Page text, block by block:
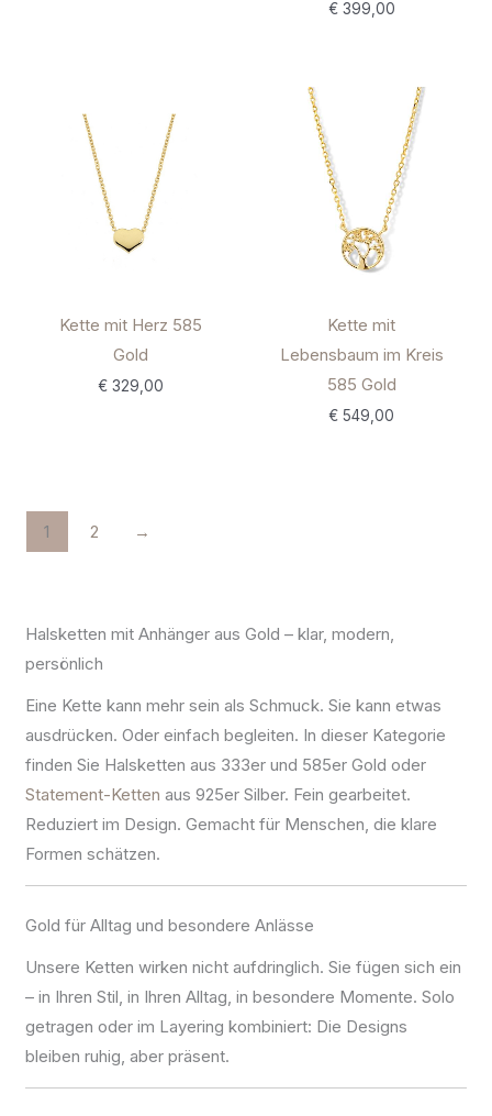
€399,00
Kette mit Herz 585
Gold
€329,00
Kette mit
Lebensbaum im Kreis
585 Gold
€ 549,00
1 2 →
Halsketten mit Anhänger aus Gold – klar, modern,
persönlich
Eine Kette kann mehr sein als Schmuck. Sie kann etwas
ausdrücken. Oder einfach begleiten. In dieser Kategorie
finden Sie Halsketten aus 333er und 585er Gold oder
Statement-Ketten aus 925er Silber. Fein gearbeitet.
Reduziert im Design. Gemacht für Menschen, die klare
Formen schätzen.
Gold für Alltag und besondere Anlässe
Unsere Ketten wirken nicht aufdringlich. Sie fügen sich ein
– in Ihren Stil, in Ihren Alltag, in besondere Momente. Solo
getragen oder im Layering kombiniert: Die Designs
bleiben ruhig, aber präsent.